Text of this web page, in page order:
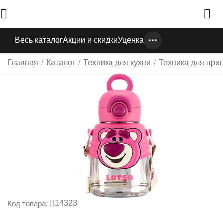
Весь каталогАкции и скидкиУценка
Главная / Каталог / Техника для кухни / Техника для
Код товара: 14323